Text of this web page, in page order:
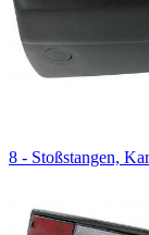
8 - Stoßstangen,